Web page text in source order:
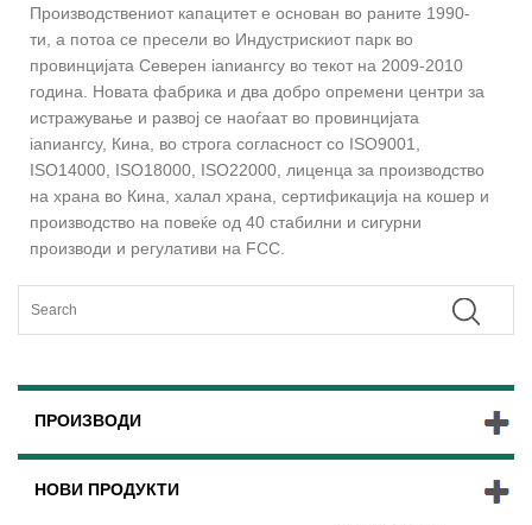
Производствениот капацитет е основан во раните 1990-
ти, а потоа се пресели во Индустрискиот парк во
провинцијата Северен ianиангсу во текот на 2009-2010
година. Новата фабрика и два добро опремени центри за
истражување и развој се наоѓаат во провинцијата
ianиангсу, Кина, во строга согласност со ISO9001,
ISO14000, ISO18000, ISO22000, лиценца за производство
на храна во Кина, халал храна, сертификација на кошер и
производство на повеќе од 40 стабилни и сигурни
производи и регулативи на FCC.
ПРОИЗВОДИ
НОВИ ПРОДУКТИ